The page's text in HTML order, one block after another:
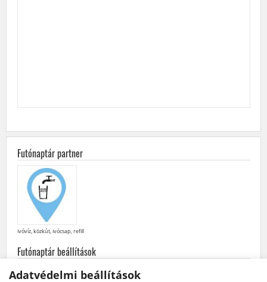
Futónaptár partner
ivóvíz, közkút, ivócsap, refill
Futónaptár beállítások
minden futás · futóversenyek közösségi
Adatvédelmi beállítások